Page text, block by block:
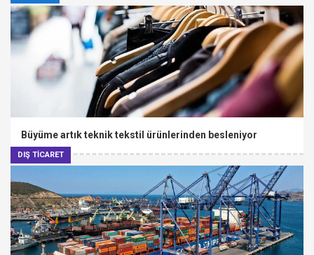
DIŞ TİCARET
Büyüme artık teknik tekstil ürünlerinden besleniyor